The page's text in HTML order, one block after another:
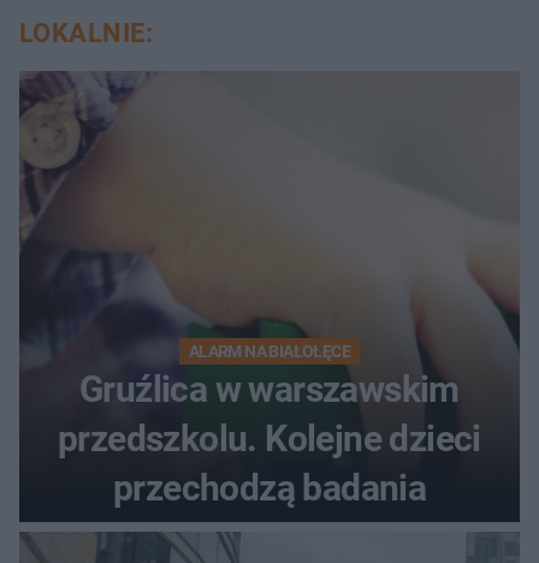
LOKALNIE:
ALARM NA BIAŁOŁĘCE
Gruźlica w warszawskim
przedszkolu. Kolejne dzieci
przechodzą badania